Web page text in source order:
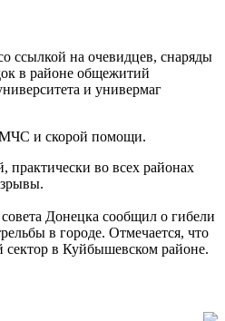
ссылкой на очевидцев, снаряды
в районе общежитий
и универмаг
и скорой помощи.
во всех районах
Донецка сообщил о гибели
в городе. Отмечается, что
сектор в Куйбышевском районе.